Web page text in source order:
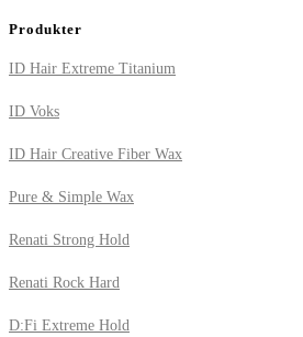
Produkter
ID Hair Extreme Titanium
ID Voks
ID Hair Creative Fiber Wax
Pure & Simple Wax
Renati Strong Hold
Renati Rock Hard
D:Fi Extreme Hold